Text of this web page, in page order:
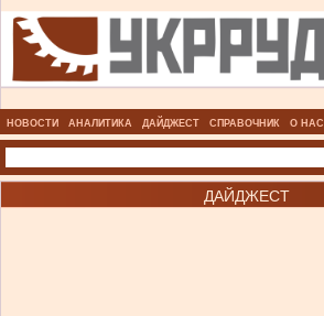
НОВОСТИ АНАЛИТИКА ДАЙДЖЕСТ СПРАВОЧНИК О НАС
ДАЙДЖЕСТ